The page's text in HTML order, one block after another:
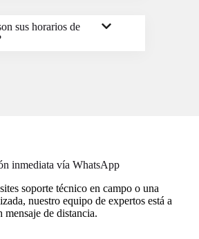
sus horarios de
inmediata vía WhatsApp
soporte técnico en campo o una
nuestro equipo de expertos está a
mensaje de distancia.